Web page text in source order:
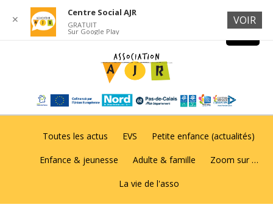
Toutes les actus EVS Petite enfance (actualités)
Enfance & jeunesse Adulte & famille Zoom sur …
La vie de l'asso
✕
Centre Social AJR
GRATUIT
Sur Google Play
VOIR